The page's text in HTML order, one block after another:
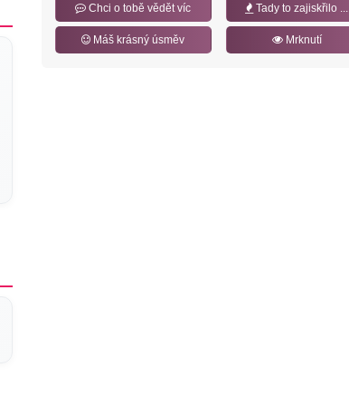
Chci o tobě vědět víc Tady to zajiskřilo ...
Máš krásný úsměv Mrknutí